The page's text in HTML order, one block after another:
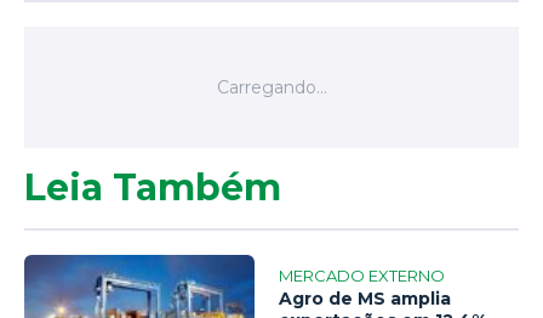
Leia Também
MERCADO EXTERNO
Agro de MS amplia